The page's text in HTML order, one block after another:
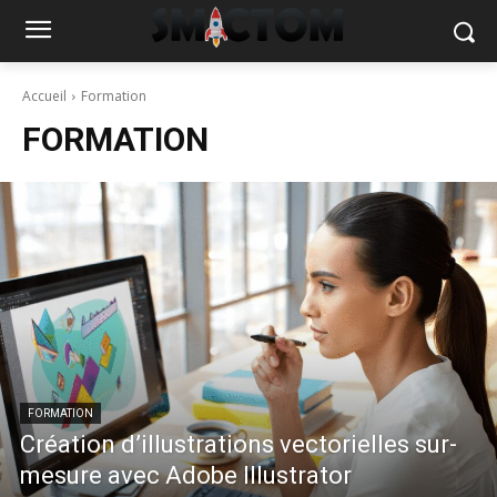
Accueil Formation
FORMATION
FORMATION
Création d’illustrations vectorielles sur-
mesure avec Adobe Illustrator